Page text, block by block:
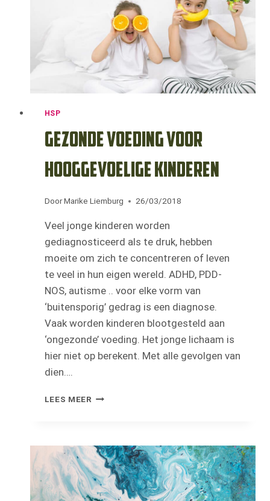
HSP
Gezonde voeding voor
hooggevoelige kinderen
Door Marike Liemburg 26/03/2018
Veel jonge kinderen worden
gediagnosticeerd als te druk, hebben
moeite om zich te concentreren of leven
te veel in hun eigen wereld. ADHD, PDD-
NOS, autisme .. voor elke vorm van
‘buitensporig’ gedrag is een diagnose.
Vaak worden kinderen blootgesteld aan
‘ongezonde’ voeding. Het jonge lichaam is
hier niet op berekent. Met alle gevolgen van
dien….
LEES MEER GEZONDE
KINDEREN